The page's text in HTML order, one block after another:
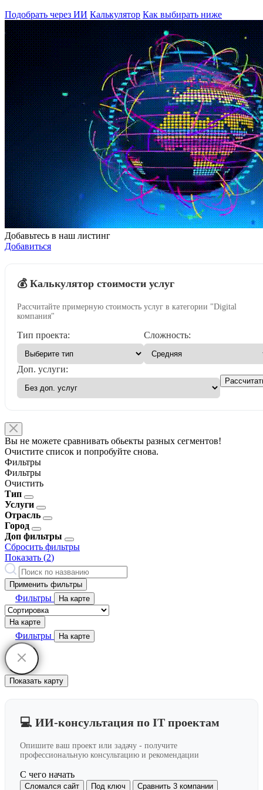
Подобрать через ИИ Калькулятор Как выбирать ниже
Добавьтесь в наш листинг
Добавиться
💰 Калькулятор стоимости услуг
Рассчитайте примерную стоимость услуг в категории "Digital
компания"
Тип проекта: Сложность:
Доп. услуги:
Вы не можете сравнивать обьекты разных сегментов!
Очистите список и попробуйте снова.
Фильтры
Фильтры
Очистить
Тип
Услуги
Отрасль
Город
Доп фильтры
Сбросить фильтры
Показать (2)
Применить фильтры
Фильтры На карте
На карте
Фильтры На карте
Показать карту
💻 ИИ-консультация по IT проектам
Опишите ваш проект или задачу - получите
профессиональную консультацию и рекомендации
С чего начать
Сломался сайт Под ключ Сравнить 3 компании